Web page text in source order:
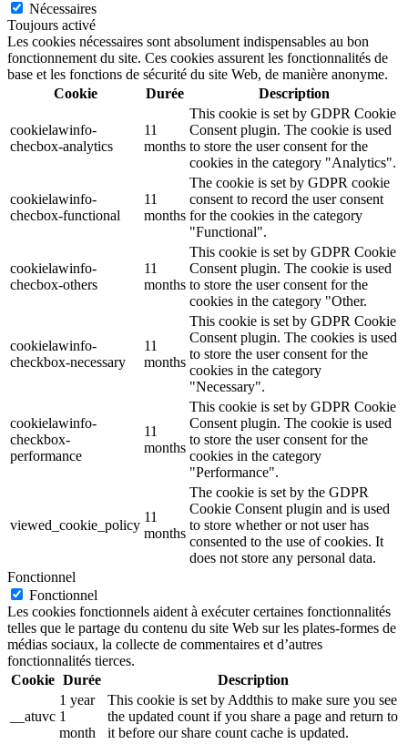
Nécessaires
Toujours activé
Les cookies nécessaires sont absolument indispensables au bon
fonctionnement du site. Ces cookies assurent les fonctionnalités de
base et les fonctions de sécurité du site Web, de manière anonyme.
Cookie
Durée Description
cookielawinfo-
checbox-analytics
11
months
This cookie is set by GDPR Cookie
Consent plugin. The cookie is used
to store the user consent for the
cookies in the category "Analytics".
cookielawinfo-
checbox-functional
11
months
The cookie is set by GDPR cookie
consent to record the user consent
for the cookies in the category
"Functional".
cookielawinfo-
checbox-others
11
months
This cookie is set by GDPR Cookie
Consent plugin. The cookie is used
to store the user consent for the
cookies in the category "Other.
cookielawinfo-
checkbox-necessary
11
months
This cookie is set by GDPR Cookie
Consent plugin. The cookies is used
to store the user consent for the
cookies in the category
"Necessary".
cookielawinfo-
checkbox-
performance
11
months
This cookie is set by GDPR Cookie
Consent plugin. The cookie is used
to store the user consent for the
cookies in the category
"Performance".
viewed_cookie_policy
11
months
The cookie is set by the GDPR
Cookie Consent plugin and is used
to store whether or not user has
consented to the use of cookies. It
does not store any personal data.
Fonctionnel
Fonctionnel
Les cookies fonctionnels aident à exécuter certaines fonctionnalités
telles que le partage du contenu du site Web sur les plates-formes de
médias sociaux, la collecte de commentaires et d’autres
fonctionnalités tierces.
Cookie Durée Description
__atuvc
1 year
1
month
This cookie is set by Addthis to make sure you see
the updated count if you share a page and return to
it before our share count cache is updated.